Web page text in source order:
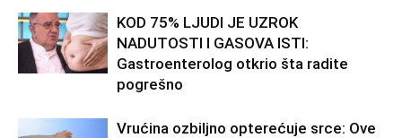
KOD 75% LJUDI JE UZROK
NADUTOSTI I GASOVA ISTI:
Gastroenterolog otkrio šta radite
pogrešno
Vrućina ozbiljno opterećuje srce: Ove